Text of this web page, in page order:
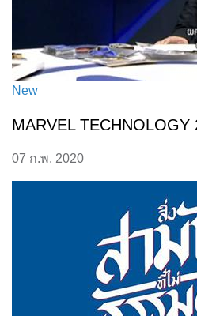
New
MARVEL TECHNOLOGY
07 ก.พ. 2020